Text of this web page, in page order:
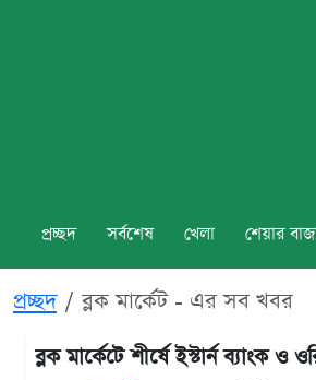
প্রচ্ছদ সর্বশেষ খেলা শেয়ার
প্রচ্ছদ ব্লক মার্কেট - এর সব খবর
ব্লক মার্কেটে শীর্ষে ইস্টার্ন ব্যাংক